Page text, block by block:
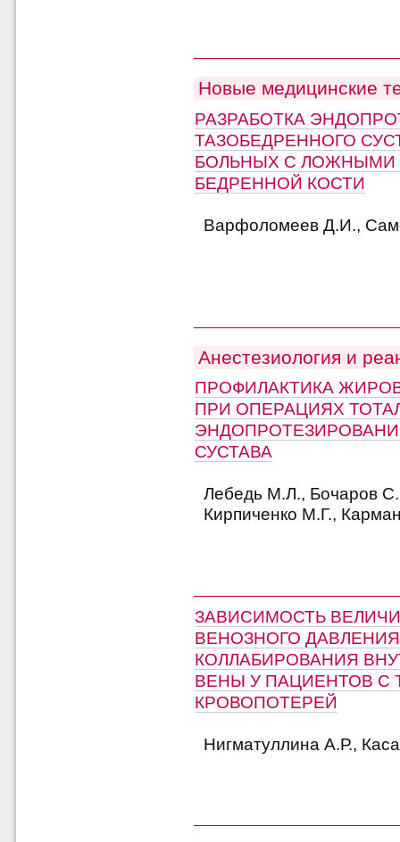
Новые медицинские
РАЗРАБОТКА
ТАЗОБЕДРЕННОГО
БОЛЬНЫХ С ЛОЖНЫМИ
БЕДРЕННОЙ КОСТИ
Варфоломеев Д.И.,
Анестезиология и
ПРОФИЛАКТИКА
ПРИ ОПЕРАЦИЯХ
СУСТАВА
Лебедь М.Л., Бочаров
Кирпиченко М.Г.,
ЗАВИСИМОСТЬ
ВЕНОЗНОГО
КОЛЛАБИРОВАНИЯ
ВЕНЫ У ПАЦИЕНТОВ С
КРОВОПОТЕРЕЙ
Нигматуллина А.Р.,